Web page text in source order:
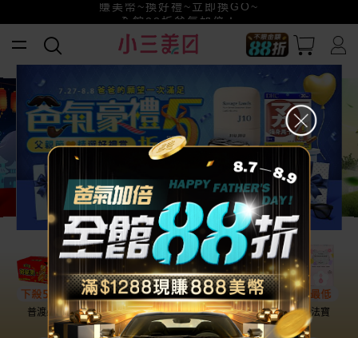
賺美幣~換好禮~立即換GO~
小三美日x全支付~美幣+全點折上折超划算
全館88折爸氣加倍！
普渡必備 話題保養 盛夏提案 雨天法寶